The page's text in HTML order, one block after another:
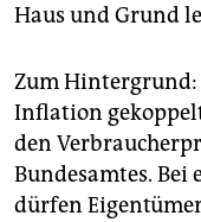
Haus und Grund
Zum
Inflation
den
Bundesamtes.
dürfen